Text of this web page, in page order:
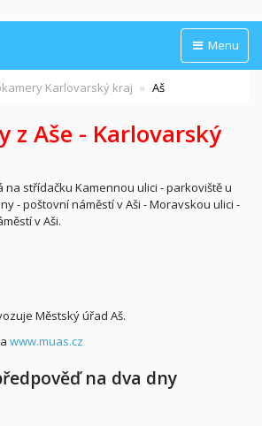
Menu
Karlovarský kraj Aš
z Aše - Karlovarský
střídačku Kamennou ulici - parkoviště u
- poštovní náměstí v Aši - Moravskou ulici -
v Aši.
Městský úřad Aš.
www.muas.cz
na dva dny